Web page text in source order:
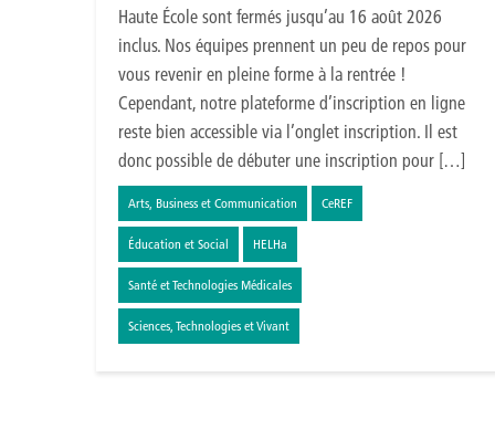
Haute École sont fermés jusqu’au 16 août 2026
inclus. Nos équipes prennent un peu de repos pour
vous revenir en pleine forme à la rentrée !
Cependant, notre plateforme d’inscription en ligne
reste bien accessible via l’onglet inscription. Il est
donc possible de débuter une inscription pour […]
Arts, Business et Communication CeREF
Éducation et Social HELHa
Santé et Technologies Médicales
Sciences, Technologies et Vivant